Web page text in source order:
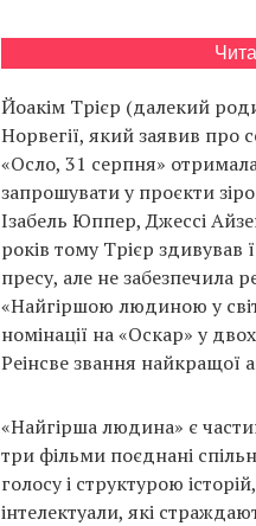
Йоакім Трієр (далекий
Норвегії, який заявив
«Осло, 31 серпня»
запрошувати у проєкти
Ізабель Юппер, Джессі
років тому Трієр
пресу, але не забезпечила
«Найгіршою людиною у
номінації на «Оскар» у
Реінсве звання найкращої
«Найгірша людина» є
три фільми поєднані
голосу і структурою
інтелектуали, які